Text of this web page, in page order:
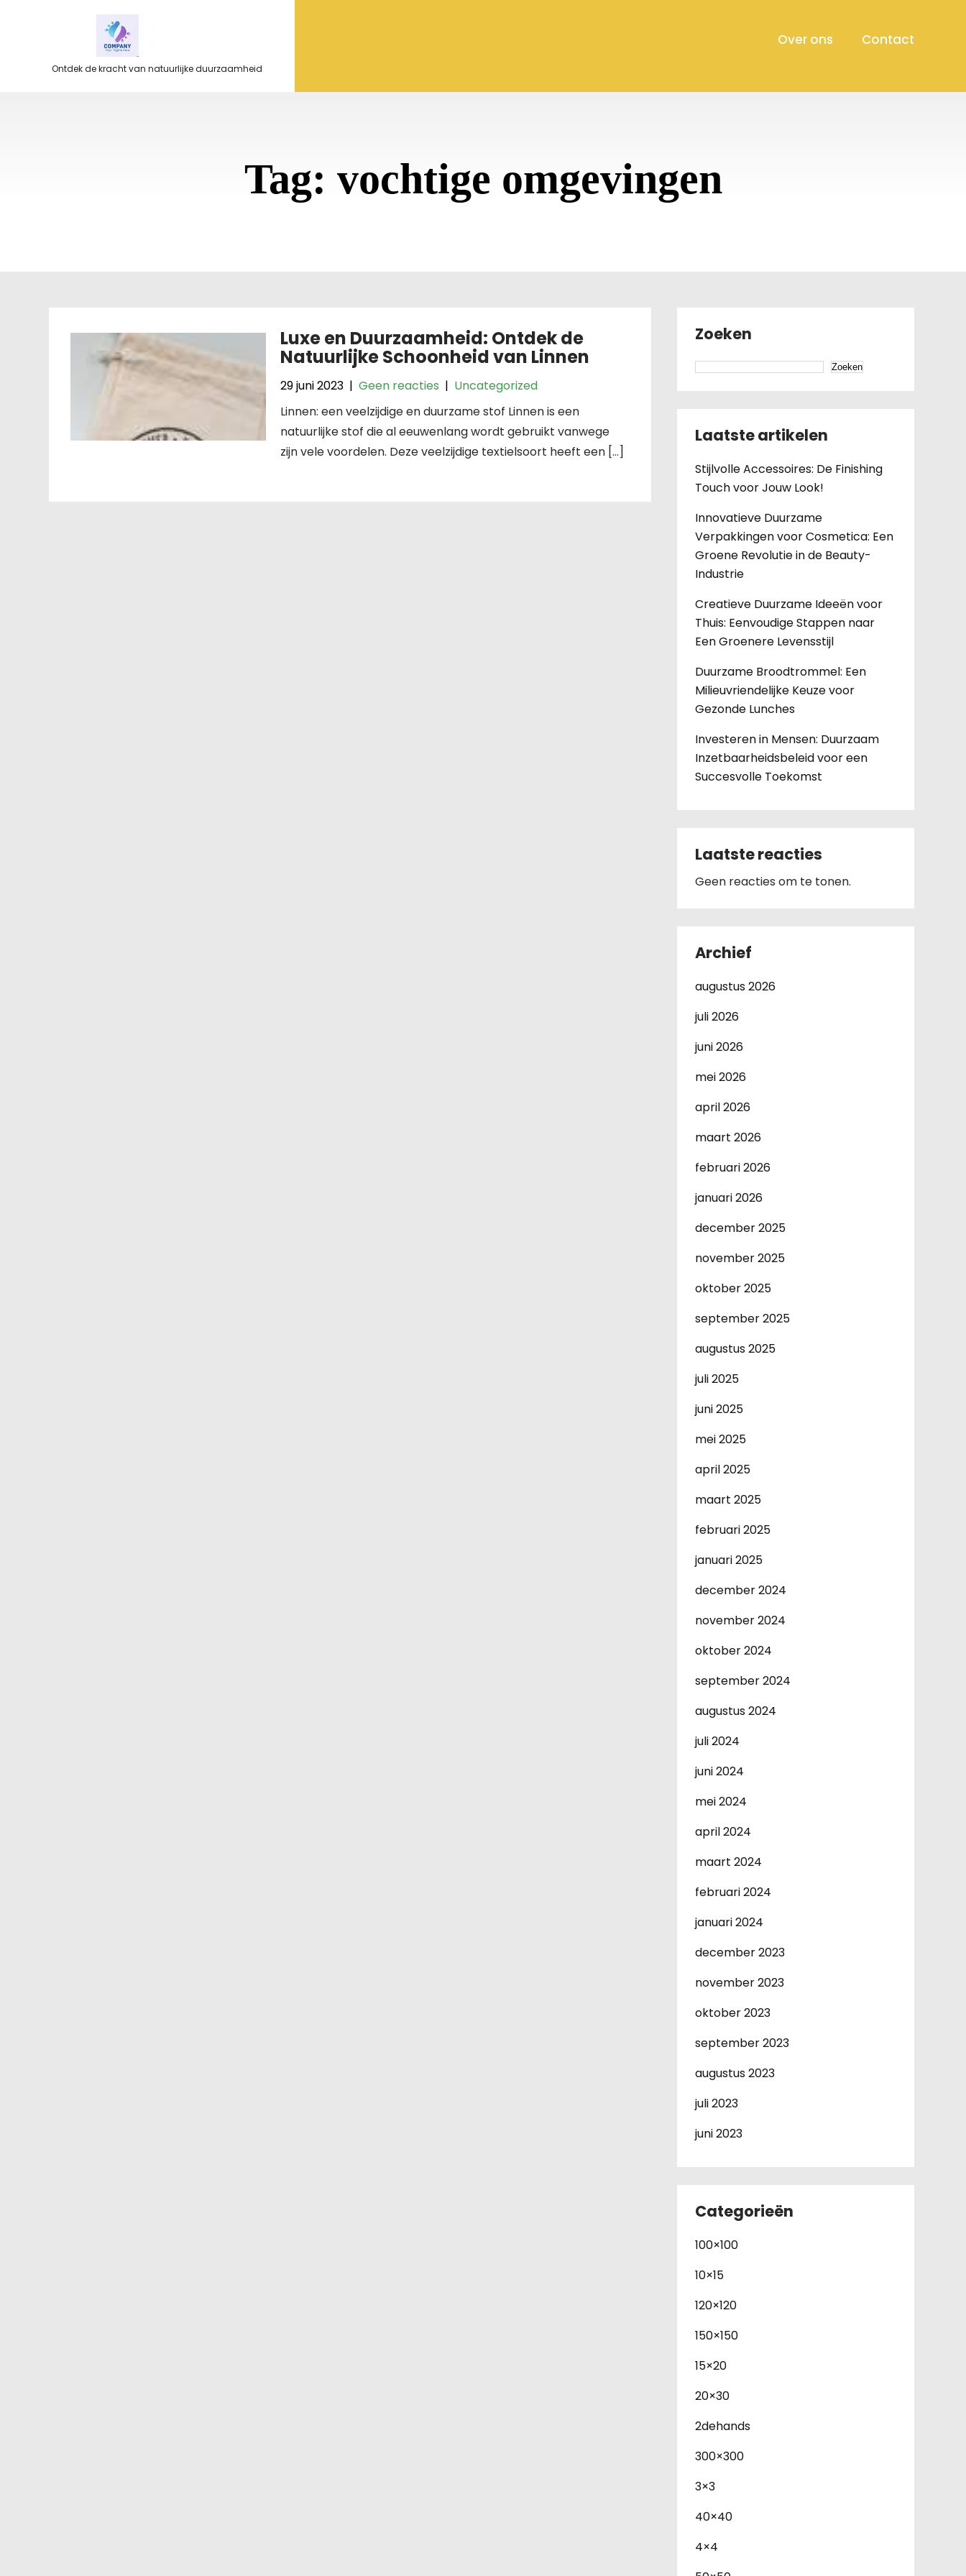
Ontdek de kracht van natuurlijke duurzaamheid
Over ons Contact
Tag: vochtige omgevingen
Luxe en Duurzaamheid: Ontdek de
Natuurlijke Schoonheid van Linnen
29 juni 2023 |Geen reacties | Uncategorized
Linnen: een veelzijdige en duurzame stof Linnen is een
natuurlijke stof die al eeuwenlang wordt gebruikt vanwege
zijn vele voordelen. Deze veelzijdige textielsoort heeft een […]
Zoeken
Zoeken
Laatste artikelen
Stijlvolle Accessoires: De Finishing
Touch voor Jouw Look!
Innovatieve Duurzame
Verpakkingen voor Cosmetica: Een
Groene Revolutie in de Beauty-
Industrie
Creatieve Duurzame Ideeën voor
Thuis: Eenvoudige Stappen naar
Een Groenere Levensstijl
Duurzame Broodtrommel: Een
Milieuvriendelijke Keuze voor
Gezonde Lunches
Investeren in Mensen: Duurzaam
Inzetbaarheidsbeleid voor een
Succesvolle Toekomst
Laatste reacties
Geen reacties om te tonen.
Archief
augustus 2026
juli 2026
juni 2026
mei 2026
april 2026
maart 2026
februari 2026
januari 2026
december 2025
november 2025
oktober 2025
september 2025
augustus 2025
juli 2025
juni 2025
mei 2025
april 2025
maart 2025
februari 2025
januari 2025
december 2024
november 2024
oktober 2024
september 2024
augustus 2024
juli 2024
juni 2024
mei 2024
april 2024
maart 2024
februari 2024
januari 2024
december 2023
november 2023
oktober 2023
september 2023
augustus 2023
juli 2023
juni 2023
Categorieën
100×100
10×15
120×120
150×150
15×20
20×30
2dehands
300×300
3×3
40×40
4×4